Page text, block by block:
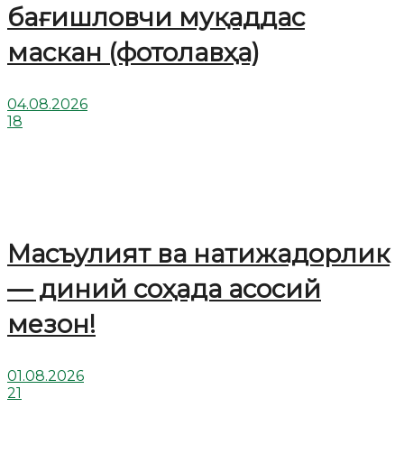
бағишловчи муқаддас
маскан (фотолавҳа)
04.08.2026
18
Масъулият ва натижадорлик
— диний соҳада асосий
мезон!
01.08.2026
21